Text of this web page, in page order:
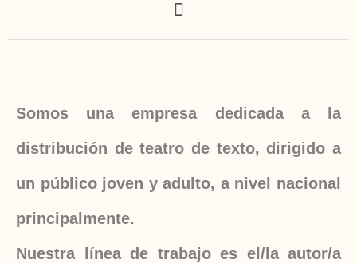
Somos una empresa dedicada a la
distribución de teatro de texto, dirigido a
un público joven y adulto, a nivel nacional
principalmente.
Nuestra línea de trabajo es el/la autor/a